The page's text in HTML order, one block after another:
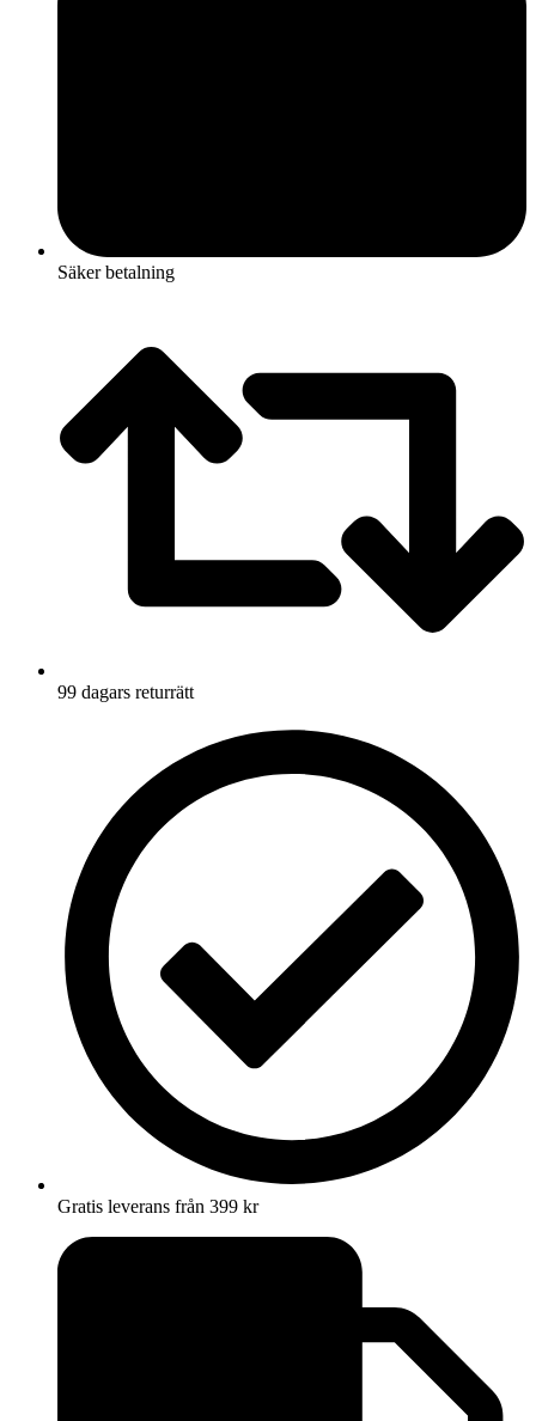
Säker betalning
99 dagars returrätt
Gratis leverans från 399 kr